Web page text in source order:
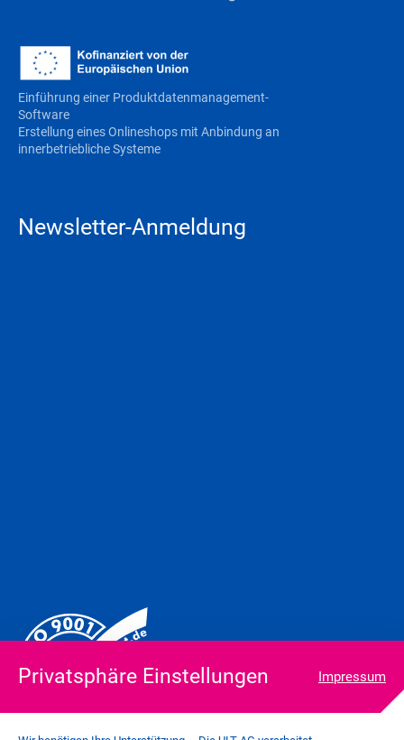
Privatsphäre Einstellungen Impressum
Einführung einer Produktdatenmanagement-
Software
Erstellung eines Onlineshops mit Anbindung an
innerbetriebliche Systeme
Newsletter-Anmeldung